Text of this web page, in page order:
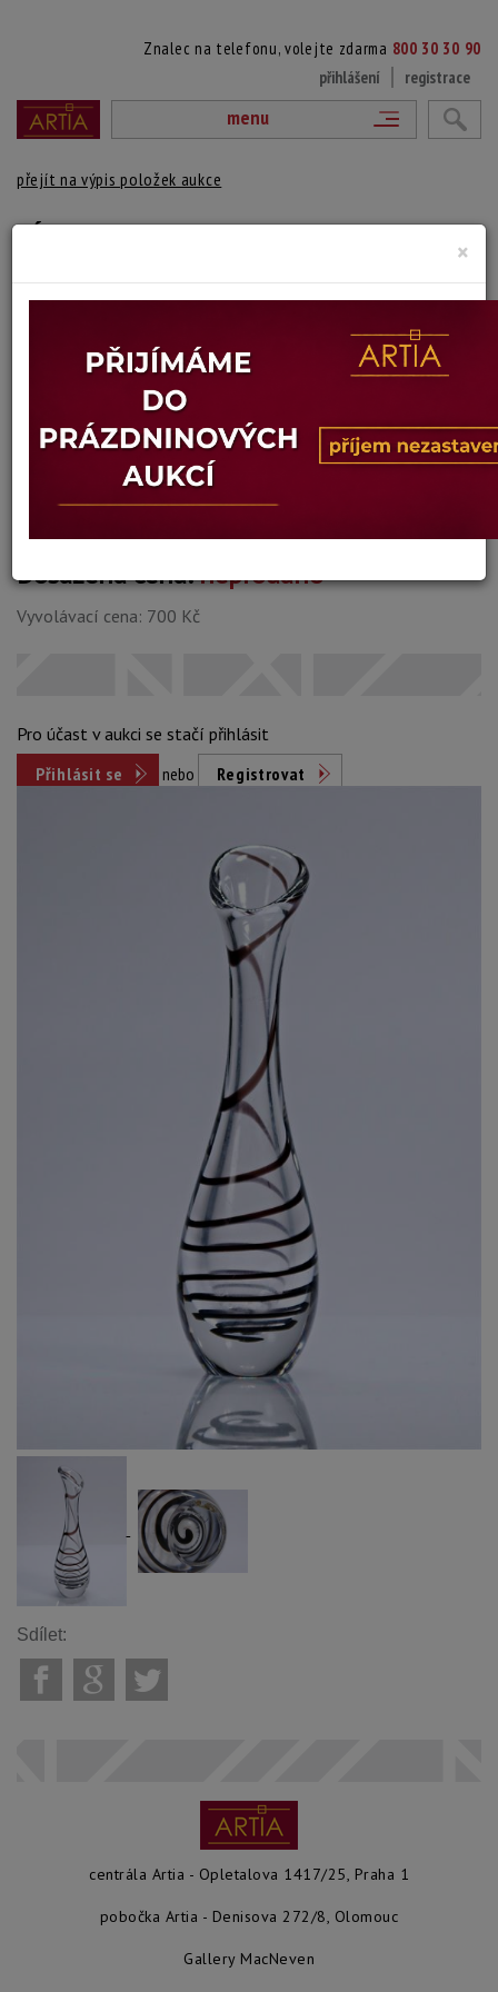
Znalec na telefonu, volejte zdarma 800 30 30 90
přihlášení
registrace
menu
přejít na výpis položek aukce
VÁZA
Autor:Vicke Emanuel Lindstrand
signováno a číslováno zespod
Výška: 25,5 cm
Konec dražby: 15.07.2026 20:08 SELČ
Dosažená cena:neprodáno
Vyvolávací cena: 700 Kč
Pro účast v aukci se stačí přihlásit
Přihlásit se
nebo Registrovat
Sdílet:
centrála Artia - Opletalova 1417/25, Praha 1
pobočka Artia - Denisova 272/8, Olomouc
Gallery MacNeven
×